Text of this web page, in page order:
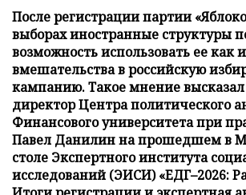
После регистрации партии
выборах иностранные структуры
возможность использовать ее как
вмешательства в российскую
кампанию. Такое мнение высказал
директор Центра политического
Финансового университета при
Павел Данилин на прошедшем в
столе Экспертного института
исследований (ЭИСИ) «ЕДГ–2026: